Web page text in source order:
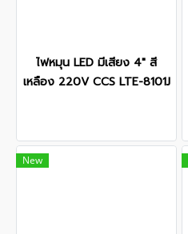
ไฟหมุน LED มีเสียง 4" สี
เหลือง 220V CCS LTE-8101J
New